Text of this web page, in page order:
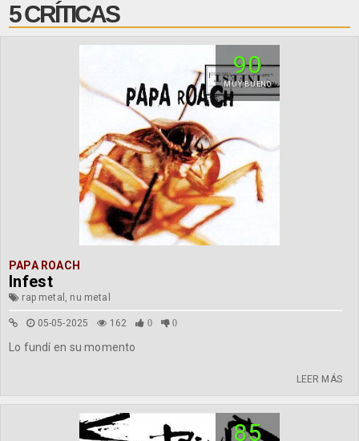
5 CRÍTICAS
90
MUY BUENO
PAPA ROACH
Infest
rap metal, nu metal
05-05-2025 162 0 0
Lo fundí en su momento
LEER MÁS
85